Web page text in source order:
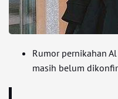
Rumor pernikahan
masih belum